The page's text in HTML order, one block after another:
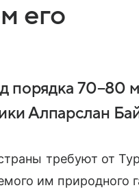
его
порядка 70−80
Алпарслан
требуют от
им природного